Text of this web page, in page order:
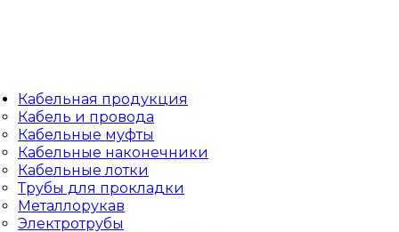
Кабельная продукция
Кабель и провода
Кабельные муфты
Кабельные наконечники
Кабельные лотки
Трубы для прокладки
Металлорукав
Электротрубы